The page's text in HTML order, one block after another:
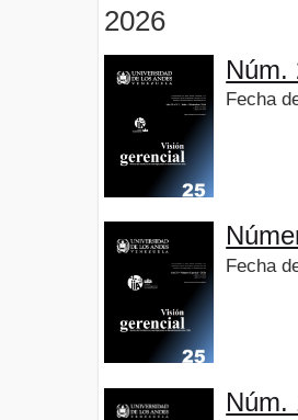
2026
Núm.
Fecha
Fecha
Núm.